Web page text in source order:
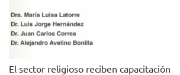
El sector religioso reciben capacitación